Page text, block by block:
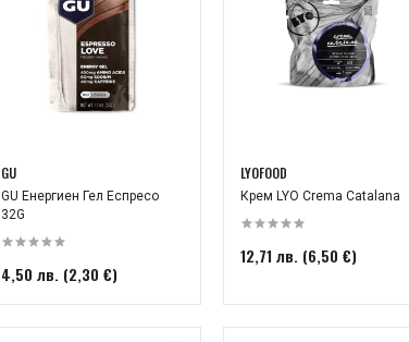
GU
GU Енергиен Гел Еспресо
32G
4,50 лв. (2,30 €)
LYOFOOD
Крем LYO Crema Catalana
12,71 лв. (6,50 €)